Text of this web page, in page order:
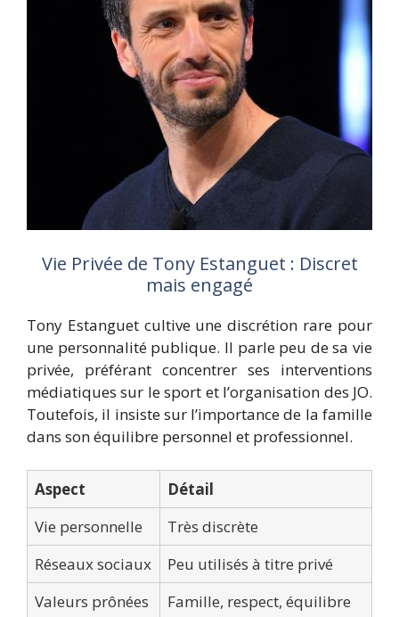
Vie Privée de Tony Estanguet : Discret
mais engagé
Tony Estanguet cultive une discrétion rare pour
une personnalité publique. Il parle peu de sa vie
privée, préférant concentrer ses interventions
médiatiques sur le sport et l’organisation des JO.
Toutefois, il insiste sur l’importance de la famille
dans son équilibre personnel et professionnel.
Aspect
Détail
Vie personnelle
Très discrète
Réseaux sociaux
Peu utilisés à titre privé
Valeurs prônées
Famille, respect, équilibre